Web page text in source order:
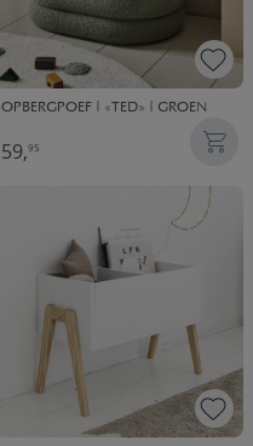
OPBERGPOEF | «TED» | GROEN
59,95